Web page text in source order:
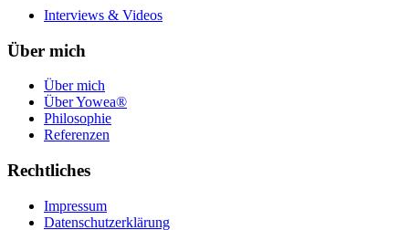
Interviews & Videos
Über mich
Über mich
Über Yowea®
Philosophie
Referenzen
Rechtliches
Impressum
Datenschutzerklärung